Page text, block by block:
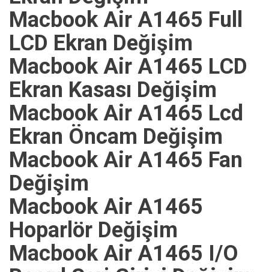
Macbook Air A1465 Full
LCD Ekran Değişim
Macbook Air A1465 LCD
Ekran Kasası Değişim
Macbook Air A1465 Lcd
Ekran Öncam Değişim
Macbook Air A1465 Fan
Değişim
Macbook Air A1465
Hoparlör Değişim
Macbook Air A1465 I/O